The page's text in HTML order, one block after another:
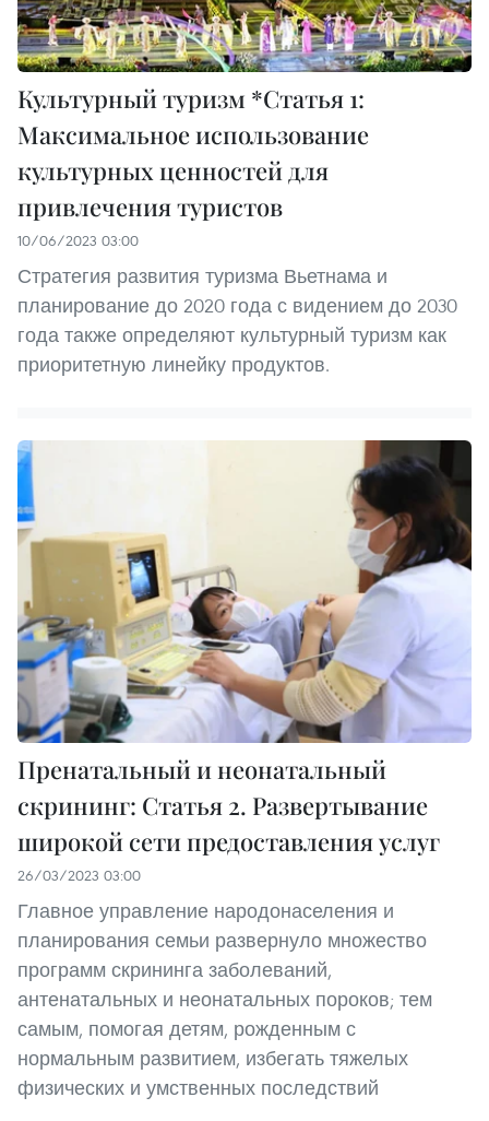
Культурный туризм *Статья 1:
Максимальное использование
культурных ценностей для
привлечения туристов
10/06/2023 03:00
Стратегия развития туризма Вьетнама и
планирование до 2020 года с видением до 2030
года также определяют культурный туризм как
приоритетную линейку продуктов.
Пренатальный и неонатальный
скрининг: Статья 2. Развертывание
широкой сети предоставления услуг
26/03/2023 03:00
Главное управление народонаселения и
планирования семьи развернуло множество
программ скрининга заболеваний,
антенатальных и неонатальных пороков; тем
самым, помогая детям, рожденным с
нормальным развитием, избегать тяжелых
физических и умственных последствий